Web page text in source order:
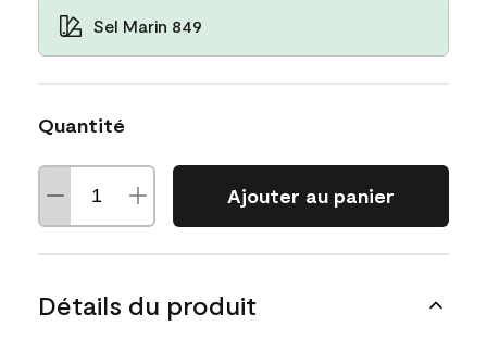
Sel Marin 849
Quantité
Ajouter au panier
Détails du produit